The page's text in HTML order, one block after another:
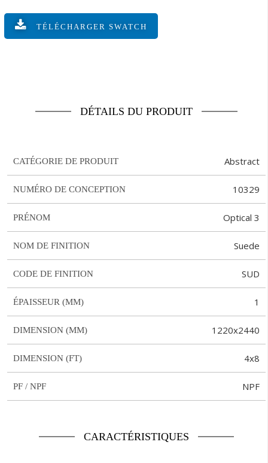
TÉLÉCHARGER SWATCH
DÉTAILS DU PRODUIT
CATÉGORIE DE PRODUIT Abstract
NUMÉRO DE CONCEPTION 10329
PRÉNOM Optical 3
NOM DE FINITION Suede
CODE DE FINITION SUD
ÉPAISSEUR (MM) 1
DIMENSION (MM) 1220x2440
DIMENSION (FT) 4x8
PF / NPF NPF
CARACTÉRISTIQUES